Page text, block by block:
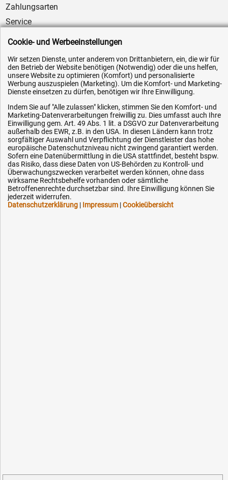
Zahlungsarten
Service
AGB / Widerrufsrecht
Impressum
Karriere
OEM-Ersatzteile
Technik-Hilfe
Downloads
Kontakt
Ihre Hytec-Hydraulik Vorteile
Schneller Versand, meist am selben Tag
Versandkostenfrei ab 150 EUR (innerhalb DE)
Cookie- und Werbeeinstellungen
Wir setzen Dienste, unter anderem von Drittanbietern, ein, die wir für
den Betrieb der Website benötigen (Notwendig) oder die uns helfen,
unsere Website zu optimieren (Komfort) und personalisierte
Werbung auszuspielen (Marketing). Um die Komfort- und Marketing-
Dienste einsetzen zu dürfen, benötigen wir Ihre Einwilligung.
Indem Sie auf "Alle zulassen" klicken, stimmen Sie den Komfort- und
Marketing-Datenverarbeitungen freiwillig zu. Dies umfasst auch Ihre
Einwilligung gem. Art. 49 Abs. 1 lit. a DSGVO zur Datenverarbeitung
außerhalb des EWR, z.B. in den USA. In diesen Ländern kann trotz
sorgfältiger Auswahl und Verpflichtung der Dienstleister das hohe
europäische Datenschutzniveau nicht zwingend garantiert werden.
Sofern eine Datenübermittlung in die USA stattfindet, besteht bspw.
das Risiko, dass diese Daten von US-Behörden zu Kontroll- und
Überwachungszwecken verarbeitet werden können, ohne dass
wirksame Rechtsbehelfe vorhanden oder sämtliche
Betroffenenrechte durchsetzbar sind. Ihre Einwilligung können Sie
jederzeit widerrufen.
Datenschutzerklärung | Impressum |Cookieübersicht